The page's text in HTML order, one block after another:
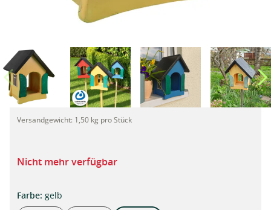
Vogelhäuschen aus Holz, handgefertigtes Unikat aus WfbM-
Versandgewicht: 1,50 kg pro Stück
Nicht mehr verfügbar
Farbeauswählen
: gelb